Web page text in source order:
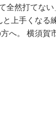
全然打てな
上手くなる
へ。 横須賀市